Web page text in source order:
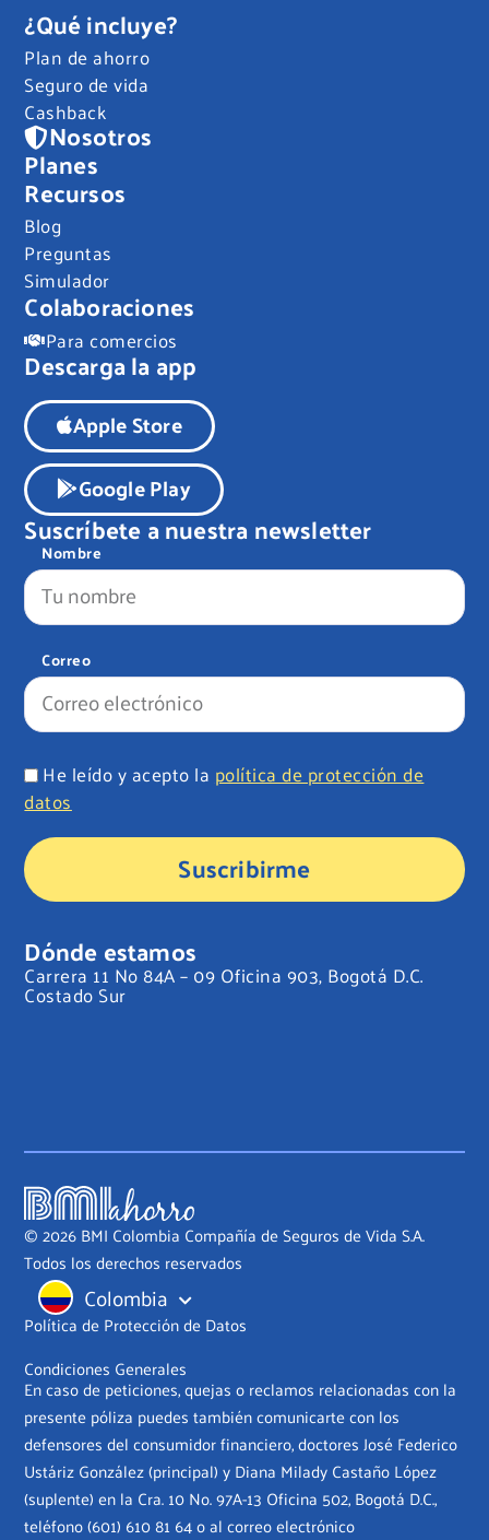
¿Qué incluye?
Plan de ahorro
Seguro de vida
Cashback
Nosotros
Planes
Recursos
Blog
Preguntas
Simulador
Colaboraciones
Para comercios
Descarga la app
Apple Store
Google Play
Suscríbete a nuestra newsletter
Nombre
Correo
He leído y acepto la política de protección de
datos
Suscribirme
Dónde estamos
Carrera 11 No 84A – 09 Oficina 903, Bogotá D.C.
Costado Sur
© 2026 BMI Colombia Compañía de Seguros de Vida S.A.
Todos los derechos reservados
Colombia
Política de Protección de Datos
Condiciones Generales
En caso de peticiones, quejas o reclamos relacionadas con la
presente póliza puedes también comunicarte con los
defensores del consumidor financiero, doctores José Federico
Ustáriz González (principal) y Diana Milady Castaño López
(suplente) en la Cra. 10 No. 97A-13 Oficina 502, Bogotá D.C.,
teléfono(601) 610 81 64o al correo electrónico